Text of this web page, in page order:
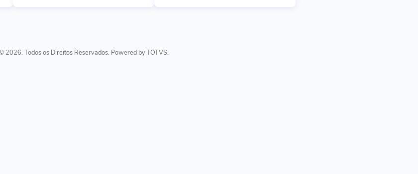
2026. Todos os Direitos Reservados. Powered by TOTVS.